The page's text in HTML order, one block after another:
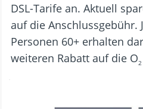
DSL-Tarife an. Aktuell
auf die Anschlussgebühr.
Personen 60+ erhalten
weiteren Rabatt auf die O2